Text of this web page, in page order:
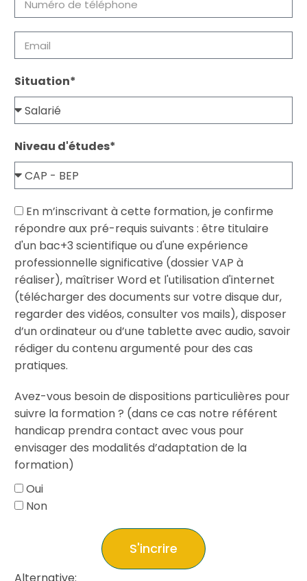
Situation*
Niveau d'études*
En m’inscrivant à cette formation, je confirme
répondre aux pré-requis suivants : être titulaire
d'un bac+3 scientifique ou d'une expérience
professionnelle significative (dossier VAP à
réaliser), maîtriser Word et l'utilisation d'internet
(télécharger des documents sur votre disque dur,
regarder des vidéos, consulter vos mails), disposer
d’un ordinateur ou d’une tablette avec audio, savoir
rédiger du contenu argumenté pour des cas
pratiques.
Avez-vous besoin de dispositions particulières pour
suivre la formation ? (dans ce cas notre référent
handicap prendra contact avec vous pour
envisager des modalités d’adaptation de la
formation)
Oui
Non
S'incrire